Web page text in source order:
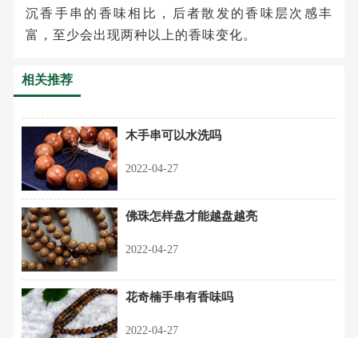
沉香手串的香味相比，后者散发的香味层次感丰
富，至少会出现两种以上的香味变化。
相关推荐
木手串可以水洗吗
2022-04-27
佛珠怎样盘才能越盘越亮
2022-04-27
花奇楠手串有香味吗
2022-04-27